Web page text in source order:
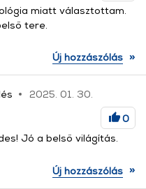
miatt választottam.
tere.
Új hozzászólás »
2025. 01. 30.
0
Jó a belső világítás.
Új hozzászólás »